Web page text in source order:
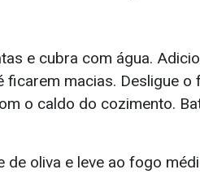
e cubra com água.
macias. Desligue o
o caldo do cozimento.
de oliva e leve ao fogo